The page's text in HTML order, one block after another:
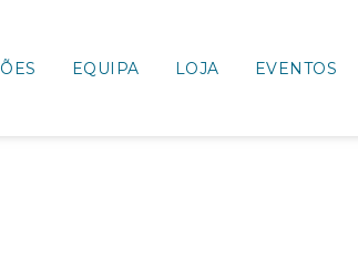
EQUIPA LOJA EVENTOS